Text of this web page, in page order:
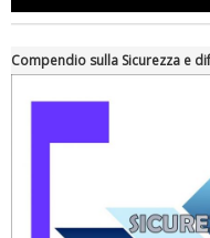
Compendio sulla Sicurezza e